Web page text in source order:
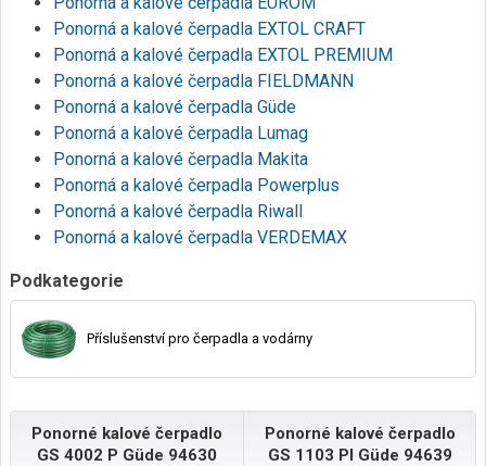
Ponorná a kalové čerpadla EXTOL CRAFT
Ponorná a kalové čerpadla EXTOL PREMIUM
Ponorná a kalové čerpadla FIELDMANN
Ponorná a kalové čerpadla Güde
Ponorná a kalové čerpadla Lumag
Ponorná a kalové čerpadla Makita
Ponorná a kalové čerpadla Powerplus
Ponorná a kalové čerpadla Riwall
Ponorná a kalové čerpadla VERDEMAX
Podkategorie
Příslušenství pro čerpadla a vodárny
Ponorné kalové čerpadlo
GS 4002 P Güde 94630
Ponorné kalové čerpadlo
GS 1103 PI Güde 94639